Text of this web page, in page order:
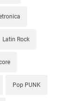
Latin Rock
Pop PUNK